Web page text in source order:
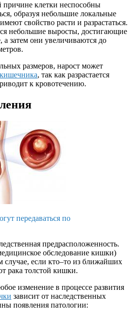
причине клетки неспособны
образуя небольшие локальные
свойство расти и разрастаться.
небольшие выросты, достигающие
а затем они увеличиваются до
размеров, нарост может
, так как разрастается
к кровотечению.
передаваться по
предрасположенность.
обследование кишки)
случае, если кто–то из ближайших
рака толстой кишки.
изменение в процессе развития
зависит от наследственных
появления патологии: